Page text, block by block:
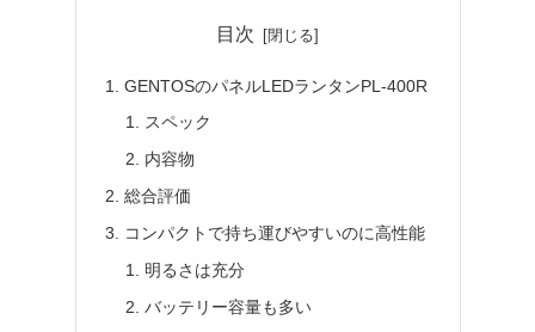
目次
GENTOSのパネルLEDランタンPL-400R
スペック
内容物
総合評価
コンパクトで持ち運びやすいのに高性能
明るさは充分
バッテリー容量も多い